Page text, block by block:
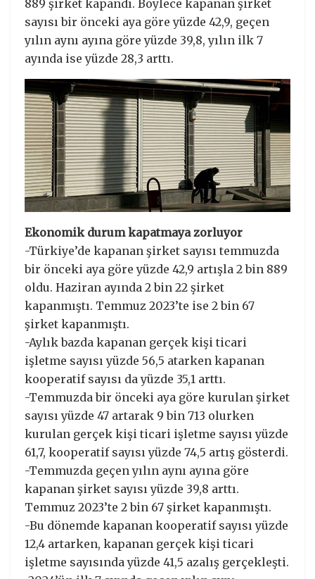
889 şirket kapandı. Böylece kapanan şirket
sayısı bir önceki aya göre yüzde 42,9, geçen
yılın aynı ayına göre yüzde 39,8, yılın ilk 7
ayında ise yüzde 28,3 arttı.
Ekonomik durum kapatmaya zorluyor
-Türkiye’de kapanan şirket sayısı temmuzda
bir önceki aya göre yüzde 42,9 artışla 2 bin 889
oldu. Haziran ayında 2 bin 22 şirket
kapanmıştı. Temmuz 2023’te ise 2 bin 67
şirket kapanmıştı.
-Aylık bazda kapanan gerçek kişi ticari
işletme sayısı yüzde 56,5 atarken kapanan
kooperatif sayısı da yüzde 35,1 arttı.
-Temmuzda bir önceki aya göre kurulan şirket
sayısı yüzde 47 artarak 9 bin 713 olurken
kurulan gerçek kişi ticari işletme sayısı yüzde
61,7, kooperatif sayısı yüzde 74,5 artış gösterdi.
-Temmuzda geçen yılın aynı ayına göre
kapanan şirket sayısı yüzde 39,8 arttı.
Temmuz 2023’te 2 bin 67 şirket kapanmıştı.
-Bu dönemde kapanan kooperatif sayısı yüzde
12,4 artarken, kapanan gerçek kişi ticari
işletme sayısında yüzde 41,5 azalış gerçekleşti.